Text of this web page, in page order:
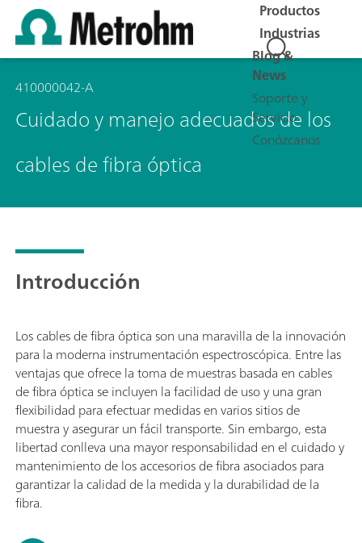
Productos
Industrias
Blog &
News
Soporte y
Servicio
Conózcanos
410000042-A
Cuidado y manejo adecuados de los
cables de fibra óptica
Introducción
Los cables de fibra óptica son una maravilla de la innovación
para la moderna instrumentación espectroscópica. Entre las
ventajas que ofrece la toma de muestras basada en cables
de fibra óptica se incluyen la facilidad de uso y una gran
flexibilidad para efectuar medidas en varios sitios de
muestra y asegurar un fácil transporte. Sin embargo, esta
libertad conlleva una mayor responsabilidad en el cuidado y
mantenimiento de los accesorios de fibra asociados para
garantizar la calidad de la medida y la durabilidad de la
fibra.